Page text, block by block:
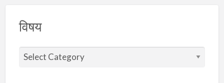
विषय